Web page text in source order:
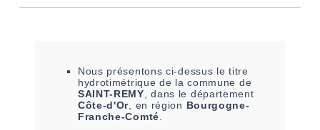
Nous présentons ci-dessus le titre
hydrotimétrique de la commune de
SAINT-REMY , dans le département
Côte-d'Or , en région Bourgogne-
Franche-Comté